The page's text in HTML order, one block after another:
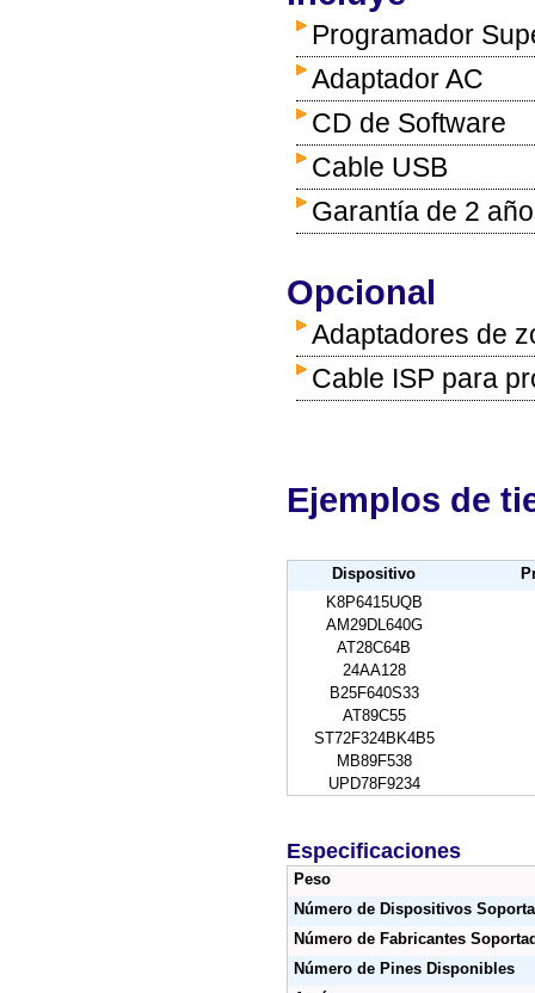
Programador
Adaptador AC
CD de Software
Cable USB
Garantía de 2
Opcional
Adaptadores de
Cable ISP para
Ejemplos de
Dispositivo
K8P6415UQB
AM29DL640G
AT28C64B
24AA128
B25F640S33
AT89C55
ST72F324BK4B5
MB89F538
UPD78F9234
Especificaciones
Peso
Número de Dispositivos
Número de Fabricantes
Número de Pines Disponibles